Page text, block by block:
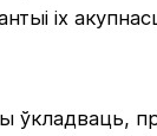
іх
ўкладваць,